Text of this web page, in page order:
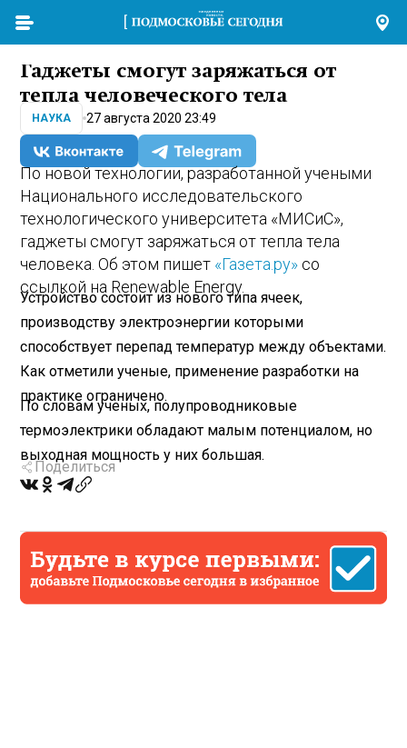
Гаджеты смогут заряжаться от
тепла человеческого тела
НАУКА 27 августа 2020 23:49
По новой технологии, разработанной учеными
Национального исследовательского
технологического университета «МИСиС»,
гаджеты смогут заряжаться от тепла тела
человека. Об этом пишет «Газета.ру» со
ссылкой на Renewable Energy.
Устройство состоит из нового типа ячеек,
производству электроэнергии которыми
способствует перепад температур между объектами.
Как отметили ученые, применение разработки на
практике ограничено.
По словам ученых, полупроводниковые
термоэлектрики обладают малым потенциалом, но
выходная мощность у них большая.
Поделиться